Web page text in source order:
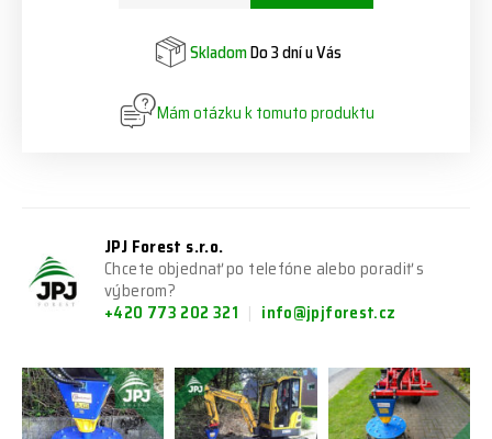
SkladomDo 3 dní u Vás
Mám otázku k tomuto produktu
JPJ Forest s.r.o.
Chcete objednať po telefóne alebo poradiť s
výberom?
+420 773 202 321
info@jpjforest.cz